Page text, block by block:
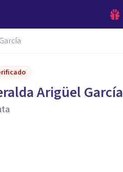
Arigüel García